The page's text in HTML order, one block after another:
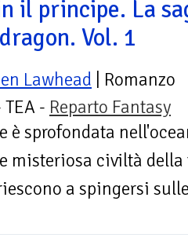
il principe. La
Vol. 1
Lawhead | Romanzo
TEA - Reparto Fantasy
è sprofondata
misteriosa civiltà della
a spingersi